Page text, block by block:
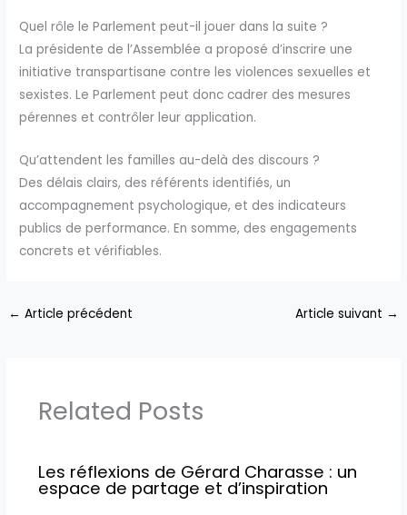
Quel rôle le Parlement peut-il jouer dans la suite ?
La présidente de l’Assemblée a proposé d’inscrire une
initiative transpartisane contre les violences sexuelles et
sexistes. Le Parlement peut donc cadrer des mesures
pérennes et contrôler leur application.
Qu’attendent les familles au-delà des discours ?
Des délais clairs, des référents identifiés, un
accompagnement psychologique, et des indicateurs
publics de performance. En somme, des engagements
concrets et vérifiables.
← Article précédent Article suivant →
Related Posts
Les réflexions de Gérard Charasse : un
espace de partage et d’inspiration